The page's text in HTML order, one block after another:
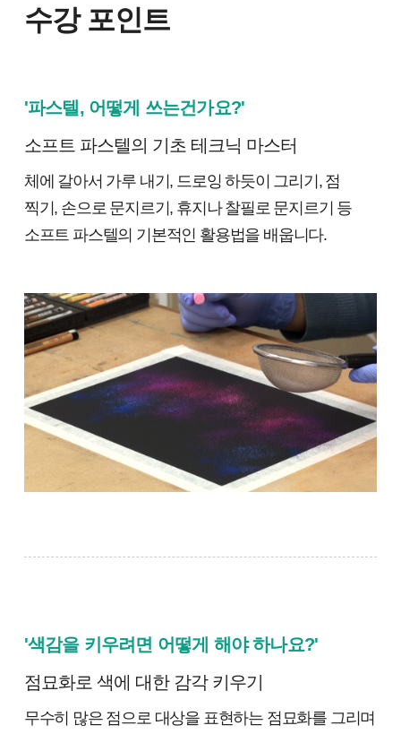
수강 포인트
'파스텔, 어떻게 쓰는건가요?'
소프트 파스텔의 기초 테크닉 마스터
체에 갈아서 가루 내기, 드로잉 하듯이 그리기, 점
찍기, 손으로 문지르기, 휴지나 찰필로 문지르기 등
소프트 파스텔의 기본적인 활용법을 배웁니다.
'색감을 키우려면 어떻게 해야 하나요?'
점묘화로 색에 대한 감각 키우기
무수히 많은 점으로 대상을 표현하는 점묘화를 그리며